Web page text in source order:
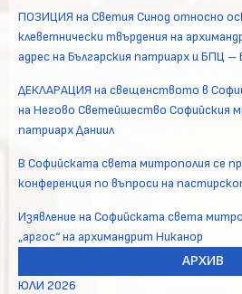
ПОЗИЦИЯ на Светия Синод относно
клеветнически твърдения на
адрес на Българския патриарх и БПЦ –
ДЕКЛАРАЦИЯ на свещенството в
на Негово Светейшество Софийския
патриарх Даниил
В Софийската света митрополия се
конференция по въпроси на
Изявление на Софийската света
„аргос“ на архимандрит Никанор
АРХИВ
ЮЛИ 2026